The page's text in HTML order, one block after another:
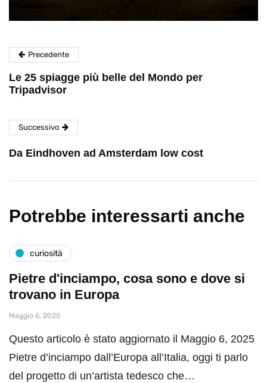
Precedente
Le 25 spiagge più belle del Mondo per
Tripadvisor
Successivo
Da Eindhoven ad Amsterdam low cost
Potrebbe interessarti anche
curiosità
Pietre d'inciampo, cosa sono e dove si
trovano in Europa
Maggio 6, 2025
Questo articolo è stato aggiornato il Maggio 6, 2025
Pietre d’inciampo dall’Europa all’Italia, oggi ti parlo
del progetto di un’artista tedesco che…